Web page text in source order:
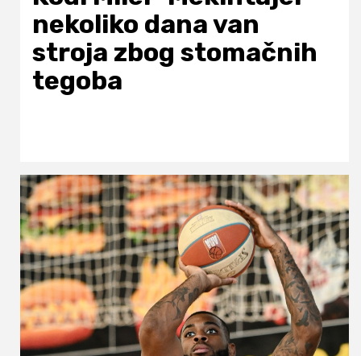
nekoliko dana van
stroja zbog stomačnih
tegoba